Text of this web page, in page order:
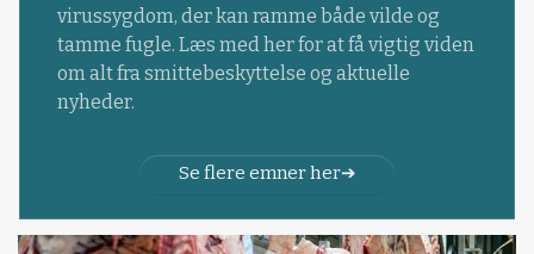
virussygdom, der kan ramme både vilde og
tamme fugle. Læs med her for at få vigtig viden
om alt fra smittebeskyttelse og aktuelle
nyheder.
Se flere emner her